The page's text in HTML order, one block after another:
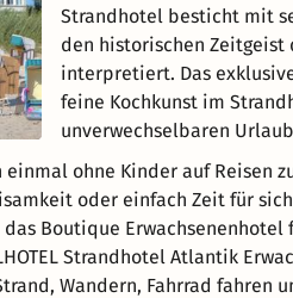
Strandhotel besticht mit
den historischen
interpretiert. Das
feine Kochkunst im
unverwechselbaren
ohne Kinder auf Reisen
oder einfach Zeit für
das Boutique
Strandhotel Atlantik
Wandern, Fahrrad fahren